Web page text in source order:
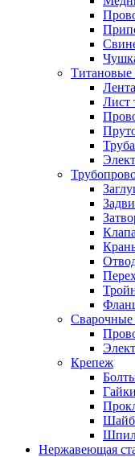
Титановые
Лист
Сварочные
Крепеж
Гайки
Нержавеющая